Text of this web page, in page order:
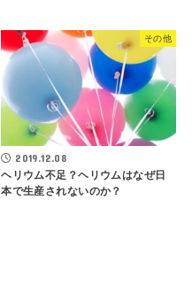
その他
2019.12.08
ヘリウム不足？ヘリウムはなぜ日
本で生産されないのか？